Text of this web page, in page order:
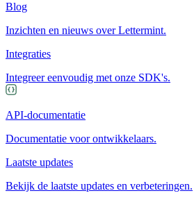
Blog
Inzichten en nieuws over Lettermint.
Integraties
Integreer eenvoudig met onze SDK's.
API-documentatie
Documentatie voor ontwikkelaars.
Laatste updates
Bekijk de laatste updates en verbeteringen.